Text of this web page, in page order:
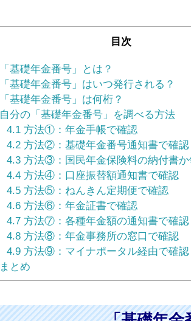
目次
「基礎年金番号」とは？
「基礎年金番号」はいつ発行される？
「基礎年金番号」は何桁？
自分の「基礎年金番号」を調べる方法
4.1方法①：年金手帳で確認
4.2方法②：基礎年金番号通知書で確認
4.3方法③：国民年金保険料の納付書か
4.4方法④：口座振替額通知書で確認
4.5方法⑤：ねんきん定期便で確認
4.6方法⑥：年金証書で確認
4.7方法⑦：各種年金額の通知書で確認
4.8方法⑧：年金事務所の窓口で確認
4.9方法⑨：マイナポータル経由で確認
まとめ